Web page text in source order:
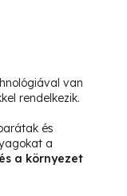
van
rendelkezik.
és
a
a környezet